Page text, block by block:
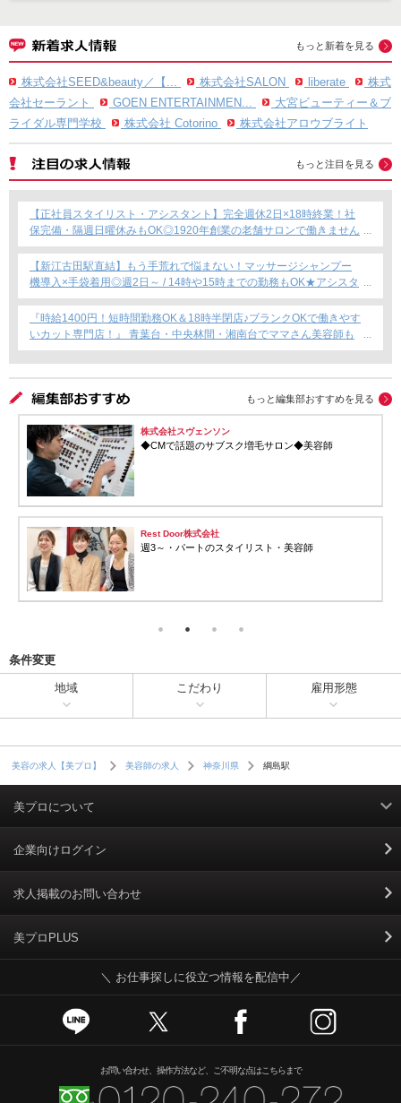
もっと新着を見る
株式会社SEED&beauty／【... 株式会社SALON liberate
株式
会社セーラント
GOEN ENTERTAINMEN...
大宮ビューティー＆ブ
ライダル専門学校
株式会社 Cotorino 株式会社アロウブライト
もっと注目を見る
【正社員スタイリスト・アシスタント】完全週休2日×18時終業！社
保完備・隔週日曜休みもOK◎1920年創業の老舗サロンで働きません
か？
【新江古田駅直結】もう手荒れで悩まない！マッサージシャンプー
機導入×手袋着用◎週2日～ / 14時や15時までの勤務もOK★アシスタ
ント専任募集★
『時給1400円！短時間勤務OK＆18時半閉店♪ブランクOKで働きやす
いカット専門店！』 青葉台・中央林間・湘南台でママさん美容師も
安心のサロン募集！
もっと編集部おすすめを見る
株式会社スヴェンソン
◆CMで話題のサブスク増毛サロン◆美容師
Rest Door株式会社
週3～・パートのスタイリスト・美容師
条件変更
地域 こだわり 雇用形態
美容の求人【美プロ】 美容師の求人 神奈川県 綱島駅
美プロについて
利用規約
掲載規約
個人情報保護ポリシー
個人情報のお取り扱いについて
Cookieポリシー
企業向けログイン
求人掲載のお問い合わせ
美プロPLUS
＼ お仕事探しに役立つ情報を配信中／
お問い合わせ、操作方法など、ご不明な点はこちらまで